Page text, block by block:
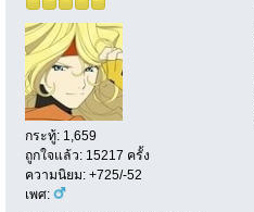
กระทู้: 1,659
ถูกใจแล้ว: 15217 ครั้ง
ความนิยม: +725/-52
เพศ: